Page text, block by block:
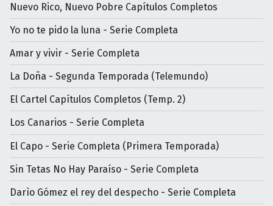
Nuevo Rico, Nuevo Pobre Capítulos Completos
Yo no te pido la luna - Serie Completa
Amar y vivir - Serie Completa
La Doña - Segunda Temporada (Telemundo)
El Cartel Capítulos Completos (Temp. 2)
Los Canarios - Serie Completa
El Capo - Serie Completa (Primera Temporada)
Sin Tetas No Hay Paraíso - Serie Completa
Darìo Gómez el rey del despecho - Serie Completa